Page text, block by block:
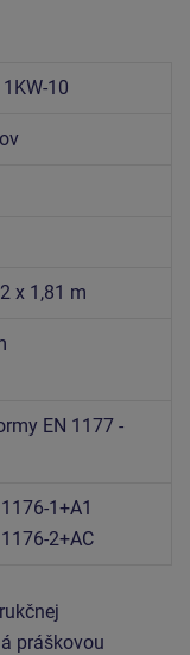
10
x 1,81 m
EN 1177 -
1+A1
2+AC
práškovou